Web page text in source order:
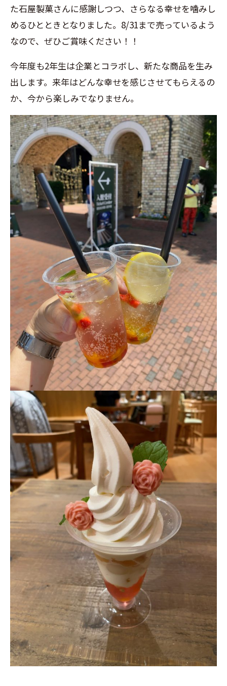
た石屋製菓さんに感謝しつつ、さらなる幸せを噛みし
めるひとときとなりました。8/31まで売っているよう
なので、ぜひご賞味ください！！
今年度も2年生は企業とコラボし、新たな商品を生み
出します。来年はどんな幸せを感じさせてもらえるの
か、今から楽しみでなりません。